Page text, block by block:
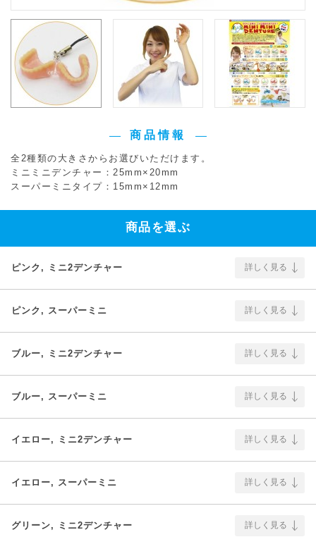
商品情報
全2種類の大きさからお選びいただけます。
ミニミニデンチャー：25mm×20mm
スーパーミニタイプ：15mm×12mm
商品を選ぶ
ピンク, ミニ2デンチャー 詳しく見る
ピンク, スーパーミニ 詳しく見る
ブルー, ミニ2デンチャー 詳しく見る
ブルー, スーパーミニ 詳しく見る
イエロー, ミニ2デンチャー 詳しく見る
イエロー, スーパーミニ 詳しく見る
グリーン, ミニ2デンチャー 詳しく見る